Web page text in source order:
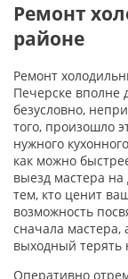
Ремонт
районе
Ремонт
Печерске вполне
безусловно,
того, произошло
нужного
как можно
выезд мастера
тем, кто ценит
возможность
сначала
выходный терять
Оперативно